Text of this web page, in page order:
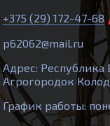
+375 (29) 172-47-68
p62062@mail.ru
Адрес:
Агрогородок
График работы: